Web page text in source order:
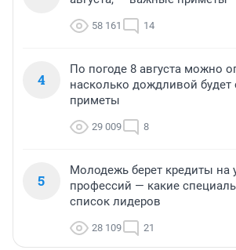
58 161 14
4
По погоде 8 августа можно
насколько дождливой
приметы
29 009 8
5
Молодежь берет кредиты на
профессий — какие
список лидеров
28 109 21